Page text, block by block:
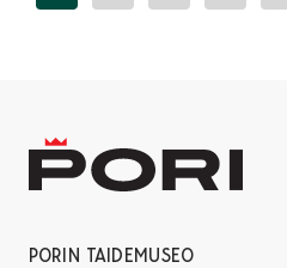
PORIN TAIDEMUSEO